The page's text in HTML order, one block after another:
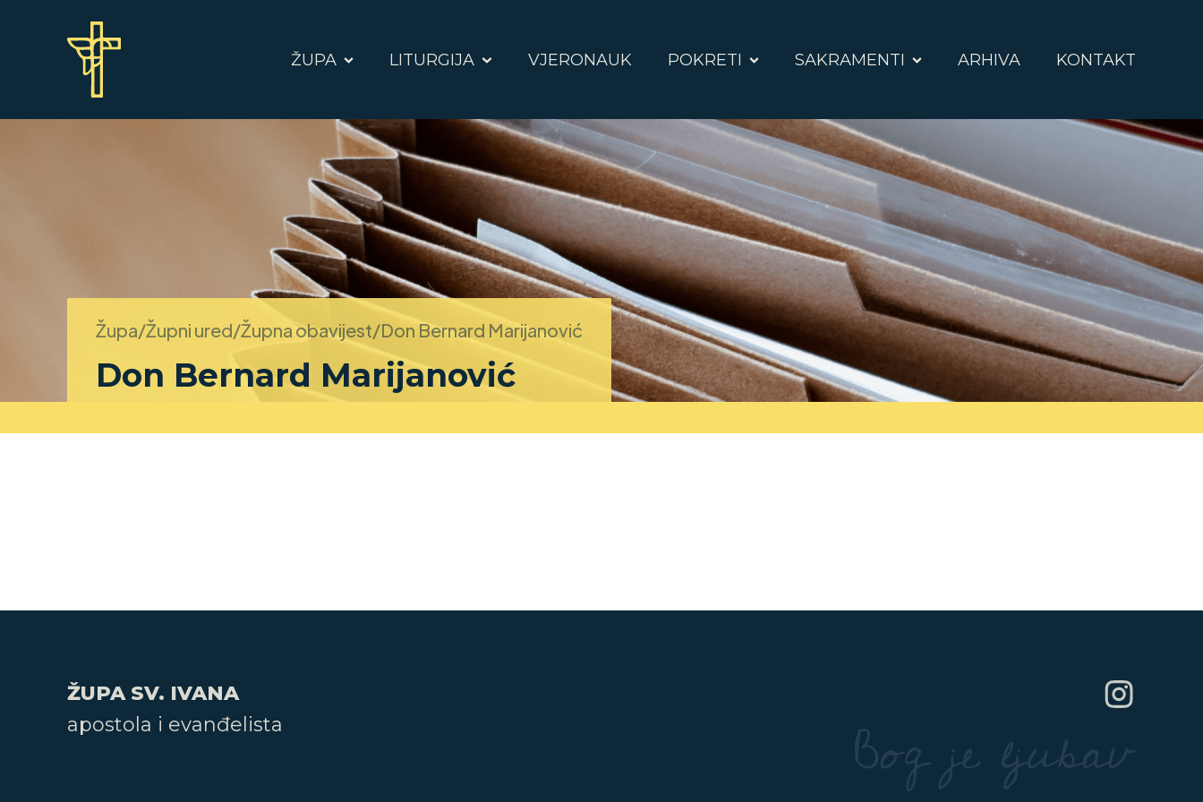
ŽUPA LITURGIJA VJERONAUK POKRETI SAKRAMENTI ARHIVA KONTAKT
Župa/Župni ured/Župna obavijest/Don Bernard Marijanović
Don Bernard Marijanović
ŽUPA SV. IVANA
apostola i evanđelista